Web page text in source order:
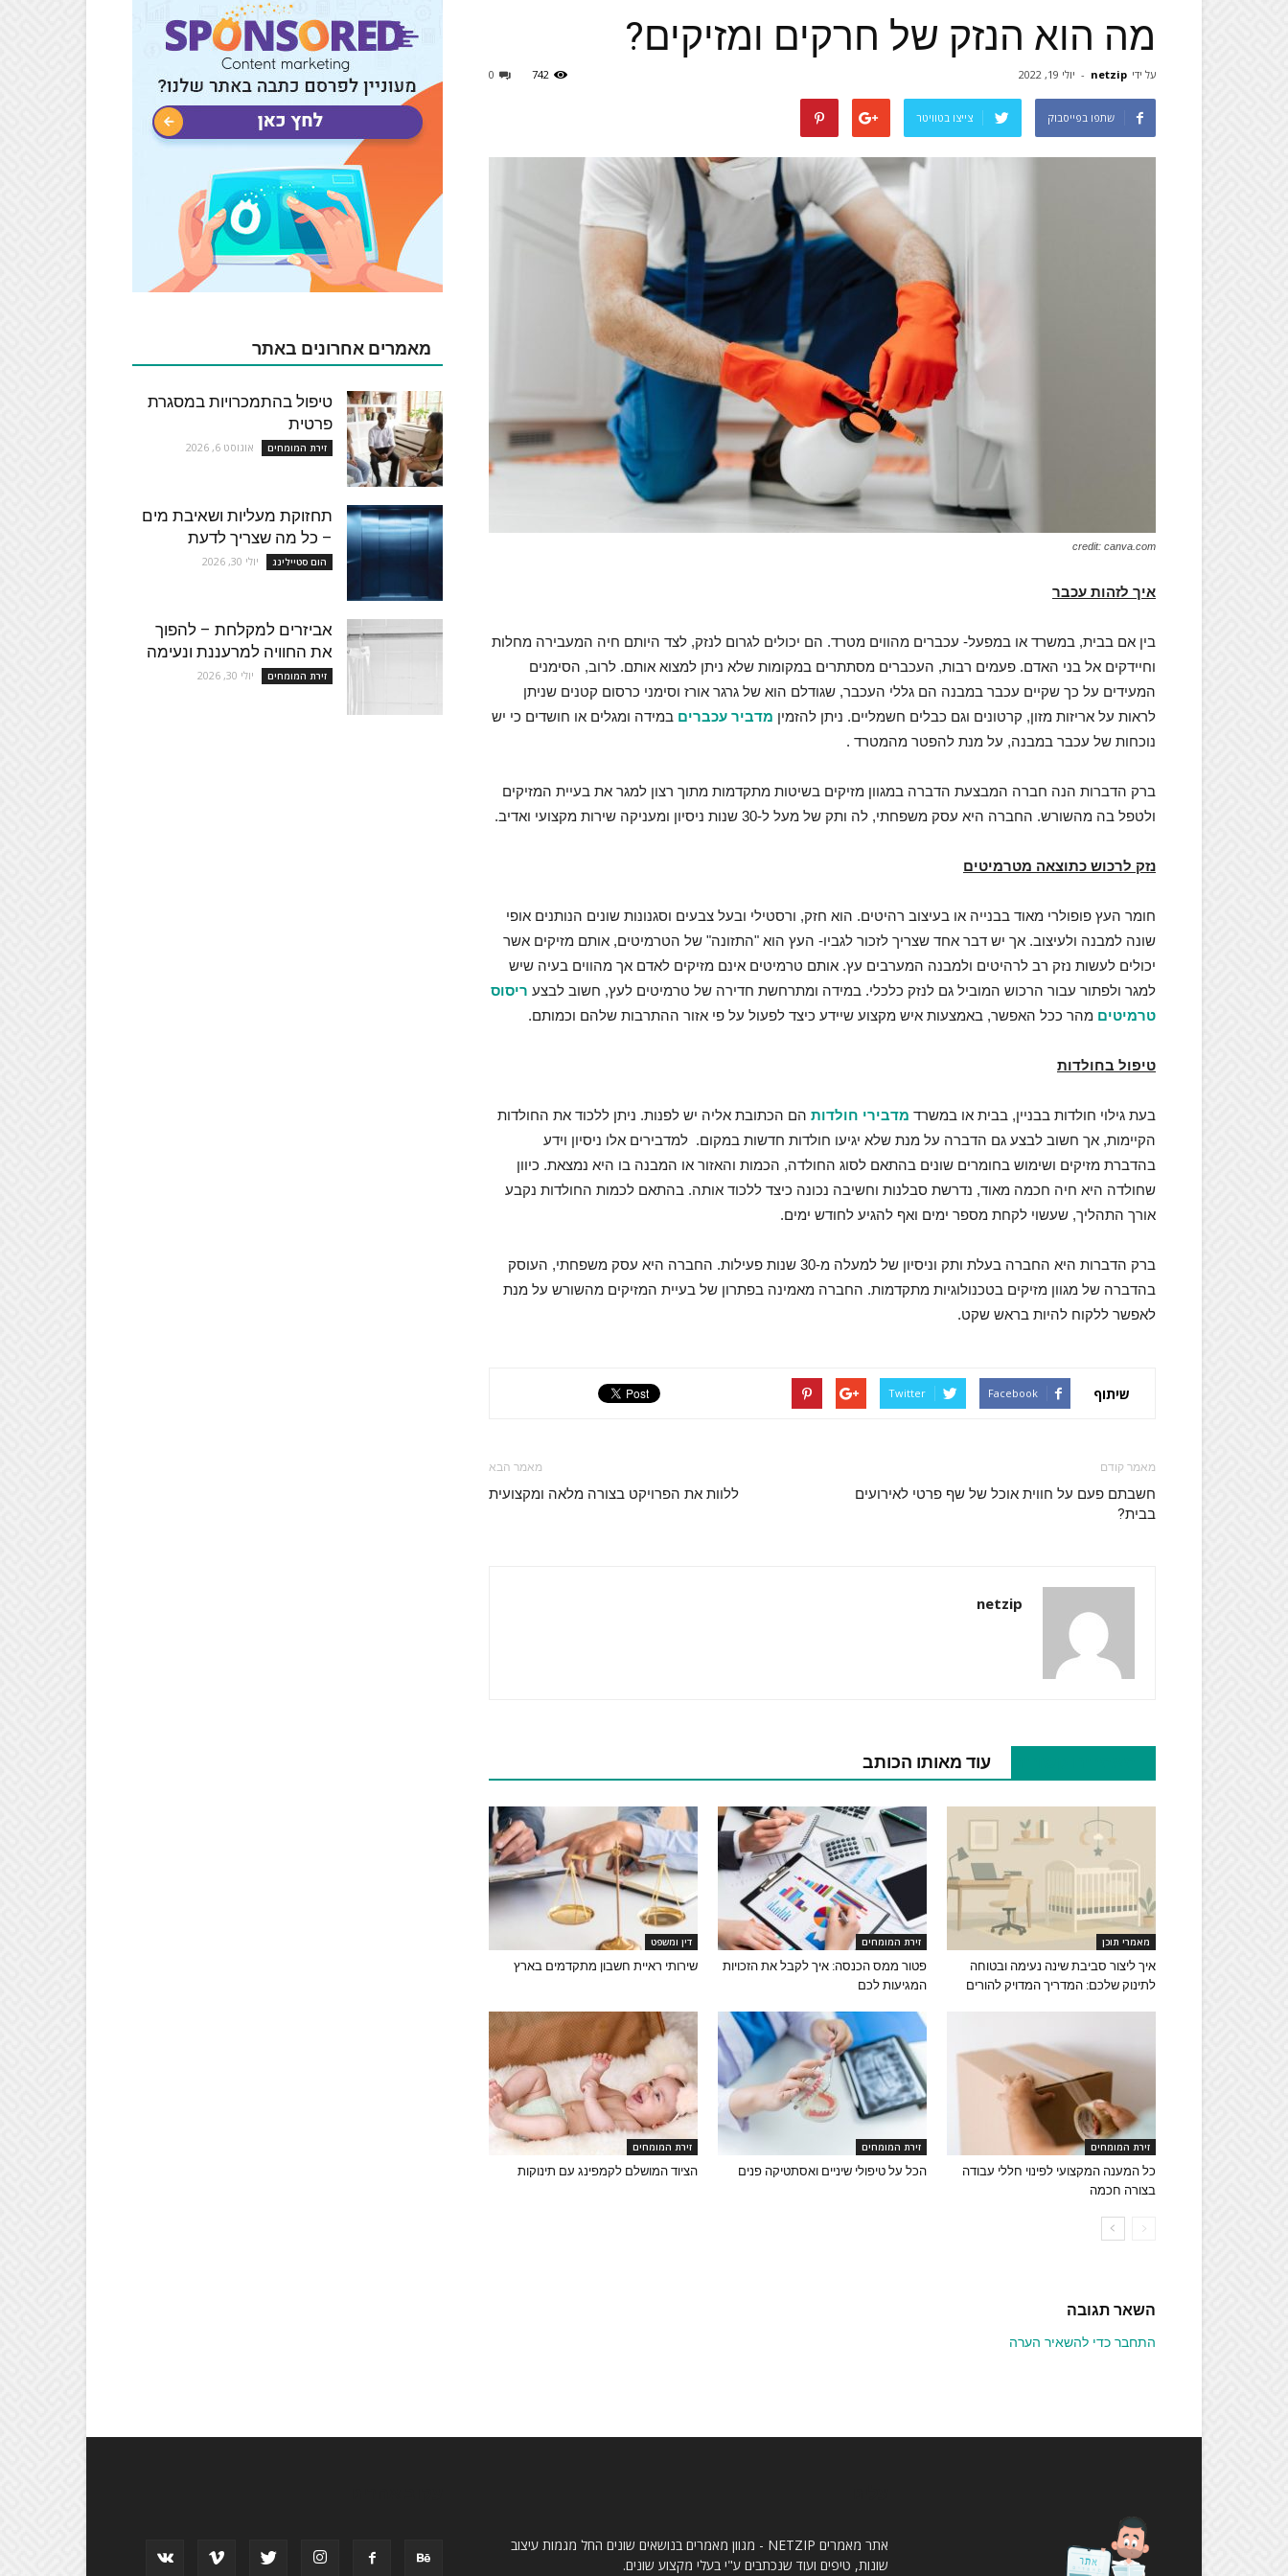
netzip
מה הוא הנזק של חרקים ומזיקים?
על ידי netzip
- יולי 19, 2022 0 742
שתפו בפייסבוק צייצו בטוויטר
credit: canva.com
איך לזהות עכבר
בין אם בבית, במשרד או במפעל- עכברים מהווים מטרד. הם יכולים לגרום לנזק, לצד היותם חיה המעבירה מחלות
וחיידקים אל בני האדם. פעמים רבות, העכברים מסתתרים במקומות שלא ניתן למצוא אותם. לרוב, הסימנים
המעידים על כך שקיים עכבר במבנה הם גללי העכבר, שגודלם הוא של גרגר אורז וסימני כרסום קטנים שניתן
לראות על אריזות מזון, קרטונים וגם כבלים חשמליים. ניתן להזמין מדביר עכברים במידה ומגלים או חושדים כי יש
נוכחות של עכבר במבנה, על מנת להפטר מהמטרד .
ברק הדברות הנה חברה המבצעת הדברה במגוון מזיקים בשיטות מתקדמות מתוך רצון למגר את בעיית המזיקים
ולטפל בה מהשורש. החברה היא עסק משפחתי, לה ותק של מעל ל-30 שנות ניסיון ומעניקה שירות מקצועי ואדיב.
נזק לרכוש כתוצאה מטרמיטים
חומר העץ פופולרי מאוד בבנייה או בעיצוב רהיטים. הוא חזק, ורסטילי ובעל צבעים וסגנונות שונים הנותנים אופי
שונה למבנה ולעיצוב. אך יש דבר אחד שצריך לזכור לגביו- העץ הוא "התזונה" של הטרמיטים, אותם מזיקים אשר
יכולים לעשות נזק רב לרהיטים ולמבנה המערבים עץ. אותם טרמיטים אינם מזיקים לאדם אך מהווים בעיה שיש
למגר ולפתור עבור הרכוש המוביל גם לנזק כלכלי. במידה ומתרחשת חדירה של טרמיטים לעץ, חשוב לבצע ריסוס
טרמיטים מהר ככל האפשר, באמצעות איש מקצוע שיידע כיצד לפעול על פי אזור ההתרבות שלהם וכמותם.
טיפול בחולדות
בעת גילוי חולדות בבניין, בבית או במשרד מדבירי חולדות הם הכתובת אליה יש לפנות. ניתן ללכוד את החולדות
הקיימות, אך חשוב לבצע גם הדברה על מנת שלא יגיעו חולדות חדשות במקום. למדבירים אלו ניסיון וידע
בהדברת מזיקים ושימוש בחומרים שונים בהתאם לסוג החולדה, הכמות והאזור או המבנה בו היא נמצאת. כיוון
שחולדה היא חיה חכמה מאוד, נדרשת סבלנות וחשיבה נכונה כיצד ללכוד אותה. בהתאם לכמות החולדות נקבע
אורך התהליך, שעשוי לקחת מספר ימים ואף להגיע לחודש ימים.
ברק הדברות היא החברה בעלת ותק וניסיון של למעלה מ-30 שנות פעילות. החברה היא עסק משפחתי, העוסק
בהדברה של מגוון מזיקים בטכנולוגיות מתקדמות. החברה מאמינה בפתרון של בעיית המזיקים מהשורש על מנת
לאפשר ללקוח להיות בראש שקט.
שיתוף Facebook
Twitter
מאמר קודם
חשבתם פעם על חווית אוכל של שף פרטי לאירועים
בבית?
מאמר הבא
ללוות את הפרויקט בצורה מלאה ומקצועית
netzip
עוד מאותו הכותב
מאמרי תוכן
איך ליצור סביבת שינה נעימה ובטוחה
לתינוק שלכם: המדריך המדויק להורים
זירת המומחים
פטור ממס הכנסה: איך לקבל את הזכויות
המגיעות לכם
דין ומשפט
שירותי ראיית חשבון מתקדמים בארץ
זירת המומחים
כל המענה המקצועי לפינוי חללי עבודה
בצורה חכמה
זירת המומחים
הכל על טיפולי שיניים ואסתטיקה פנים
זירת המומחים
הציוד המושלם לקמפינג עם תינוקות
השאר תגובה
התחבר כדי להשאיר הערה
מאמרים אחרונים באתר
טיפול בהתמכרויות במסגרת
פרטית
זירת המומחים אוגוסט 6, 2026
תחזוקת מעליות ושאיבת מים
– כל מה שצריך לדעת
הום סטיילינג יולי 30, 2026
אביזרים למקלחת – להפוך
את החוויה למרעננת ונעימה
זירת המומחים יולי 30, 2026
אתר מאמרים NETZIP - מגוון מאמרים בנושאים שונים החל מגמות עיצוב
שונות, טיפים ועוד שנכתבים ע"י בעלי מקצוע שונים.